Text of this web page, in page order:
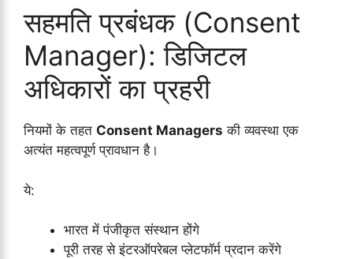
सहमति प्रबंधक (Consent
Manager): डिजिटल
अधिकारों का प्रहरी
नियमों के तहत Consent Managers की व्यवस्था एक
अत्यंत महत्वपूर्ण प्रावधान है।
ये:
भारत में पंजीकृत संस्थान होंगे
पूरी तरह से इंटरऑपरेबल प्लेटफॉर्म प्रदान करेंगे